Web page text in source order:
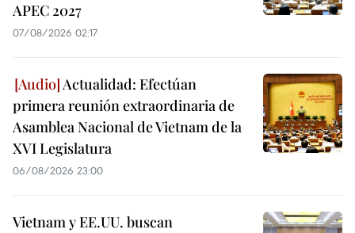
APEC 2027
07/08/2026 02:17
Actualidad: Efectúan
primera reunión extraordinaria de
Asamblea Nacional de Vietnam de la
XVI Legislatura
06/08/2026 23:00
Vietnam y EE.UU. buscan